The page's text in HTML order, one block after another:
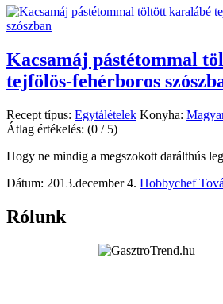
Kacsamáj pástétommal
tejfölös-fehérboros
Recept típus: Egytálételek Konyha:
Átlag értékelés: (0 / 5)
Hogy ne mindig a megszokott darálthús
Dátum: 2013.december 4. Hobbychef
Rólunk